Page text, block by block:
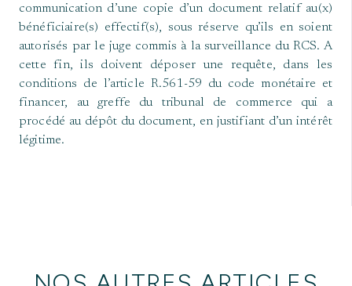
communication d’une copie d’un document relatif au(x)
bénéficiaire(s) effectif(s), sous réserve qu’ils en soient
autorisés par le juge commis à la surveillance du RCS. A
cette fin, ils doivent déposer une requête, dans les
conditions de l’article R.561-59 du code monétaire et
financer, au greffe du tribunal de commerce qui a
procédé au dépôt du document, en justifiant d’un intérêt
légitime.